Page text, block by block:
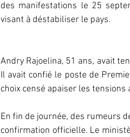
des manifestations le 25
visant à déstabiliser le pays.
Andry Rajoelina, 51 ans, avait
Il avait confié le poste de
choix censé apaiser les tensions
En fin de journée, des rumeurs
confirmation officielle. Le